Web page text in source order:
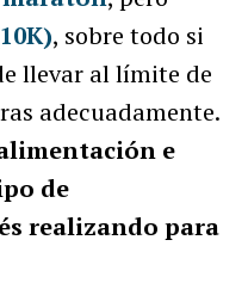
, sobre todo si
llevar al límite de
adecuadamente.
e
de
realizando para